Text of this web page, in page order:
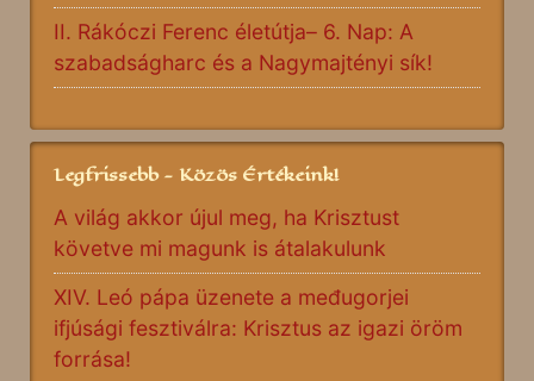
II. Rákóczi Ferenc életútja– 6. Nap: A
szabadságharc és a Nagymajtényi sík!
Legfrissebb - Közös Értékeink!
A világ akkor újul meg, ha Krisztust
követve mi magunk is átalakulunk
XIV. Leó pápa üzenete a međugorjei
ifjúsági fesztiválra: Krisztus az igazi öröm
forrása!